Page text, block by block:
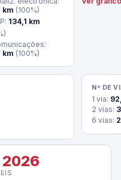
km (100%)
134,1 km
km (100%)
Nº DE
1 via:
2 vias:
6 vias:
2026